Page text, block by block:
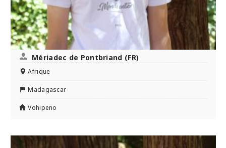
Mériadec de Pontbriand (FR)
Afrique
Madagascar
Vohipeno